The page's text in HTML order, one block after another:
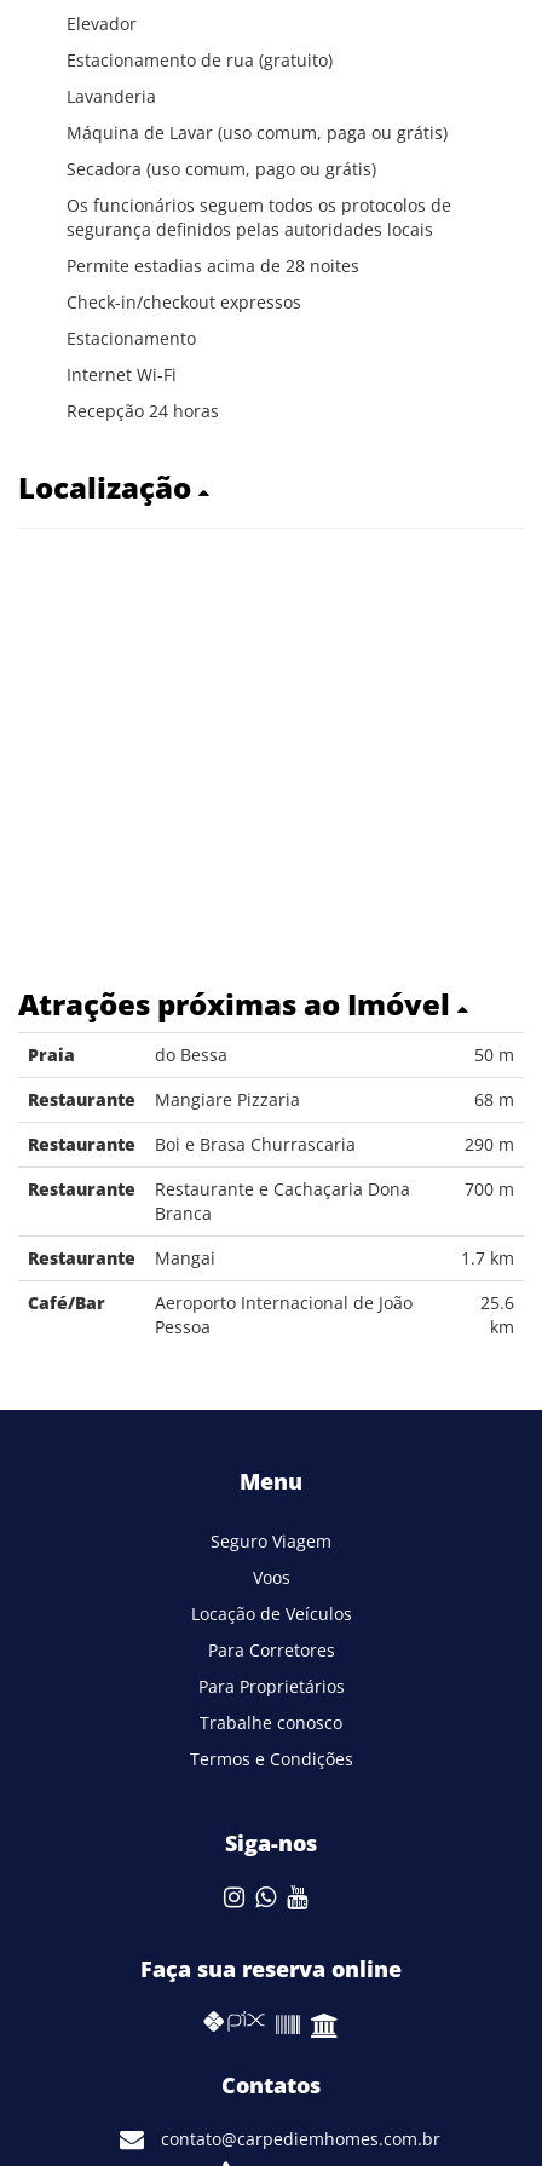
Elevador
Estacionamento de rua (gratuito)
Lavanderia
Máquina de Lavar (uso comum, paga ou grátis)
Secadora (uso comum, pago ou grátis)
Os funcionários seguem todos os protocolos de
segurança definidos pelas autoridades locais
Permite estadias acima de 28 noites
Check-in/checkout expressos
Estacionamento
Internet Wi-Fi
Recepção 24 horas
Localização
Atrações próximas ao Imóvel
Praia do Bessa
50 m
Restaurante
Mangiare Pizzaria
68 m
Restaurante
Boi e Brasa Churrascaria
290 m
Restaurante
Restaurante e Cachaçaria Dona
Branca
700 m
Restaurante Mangai
1.7 km
Café/Bar
Aeroporto Internacional de João
Pessoa
25.6
km
Menu
Seguro Viagem
Voos
Locação de Veículos
Para Corretores
Para Proprietários
Trabalhe conosco
Termos e Condições
Siga-nos
Faça sua reserva online
Contatos
contato@carpediemhomes.com.br